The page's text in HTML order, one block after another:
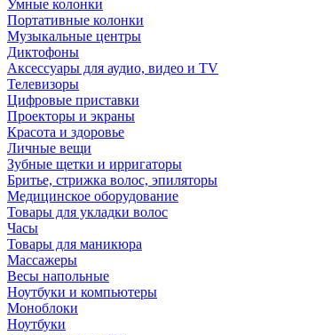
Умные колонки
Портативные колонки
Музыкальные центры
Диктофоны
Аксессуары для аудио, видео и TV
Телевизоры
Цифровые приставки
Проекторы и экраны
Красота и здоровье
Личные вещи
Зубные щетки и ирригаторы
Бритье, стрижка волос, эпиляторы
Медицинское оборудование
Товары для укладки волос
Часы
Товары для маникюра
Массажеры
Весы напольные
Ноутбуки и компьютеры
Моноблоки
Ноутбуки